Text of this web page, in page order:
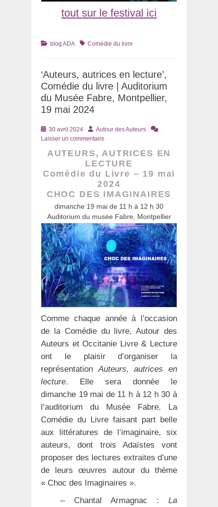
tout sur le festival ici
Catégories
blog ADA TagsComédie du livre
‘Auteurs, autrices en lecture’,
Comédie du livre | Auditorium
du Musée Fabre, Montpellier,
19 mai 2024
Posté
le
30 avril 2024 AuteurAutour des Auteurs
Laisser un commentaire
AUTEURS, AUTRICES EN
LECTURE
Comédie du Livre – 19 mai
2024
CHOC DES IMAGINAIRES
dimanche 19 mai de 11 h à 12 h 30
Auditorium du musée Fabre, Montpellier
Comme chaque année à l’occasion
de la Comédie du livre, Autour des
Auteurs et Occitanie Livre & Lecture
ont le plaisir d’organiser la
représentationAuteurs, autrices en
lecture. Elle sera donnée le
dimanche 19 mai de 11 h à 12 h 30 à
l’auditorium du Musée Fabre. La
Comédie du Livre faisant part belle
aux littératures de l’imaginaire, six
auteurs, dont trois Adaïstes vont
proposer des lectures extraites d’une
de leurs œuvres autour du thème
« Choc des Imaginaires ».
– Chantal Armagnac : La